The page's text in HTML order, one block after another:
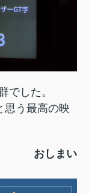
でした。
思う最高の映
おしまい